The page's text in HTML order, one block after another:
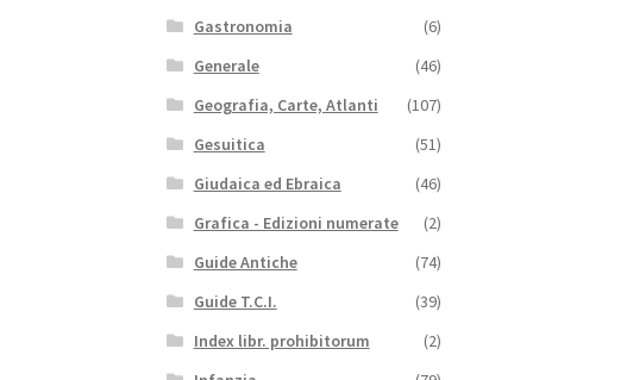
Gastronomia
(6)
Generale
(46)
Geografia, Carte, Atlanti
(107)
Gesuitica
(51)
Giudaica ed Ebraica
(46)
Grafica - Edizioni numerate
(2)
Guide Antiche
(74)
Guide T.C.I.
(39)
Index libr. prohibitorum
(2)